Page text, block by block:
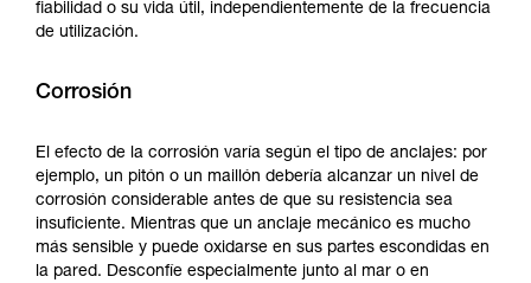
fiabilidad o su vida útil, independientemente de la frecuencia
de utilización.
Corrosión
El efecto de la corrosión varía según el tipo de anclajes: por
ejemplo, un pitón o un maillón debería alcanzar un nivel de
corrosión considerable antes de que su resistencia sea
insuficiente. Mientras que un anclaje mecánico es mucho
más sensible y puede oxidarse en sus partes escondidas en
la pared. Desconfíe especialmente junto al mar o en